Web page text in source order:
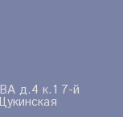
д.4 к.1 7-й